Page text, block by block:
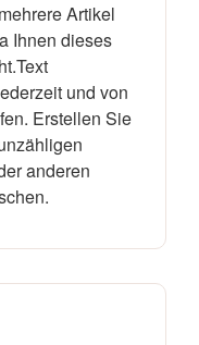
Artikel
Ihnen dieses
und von
Erstellen Sie
anderen